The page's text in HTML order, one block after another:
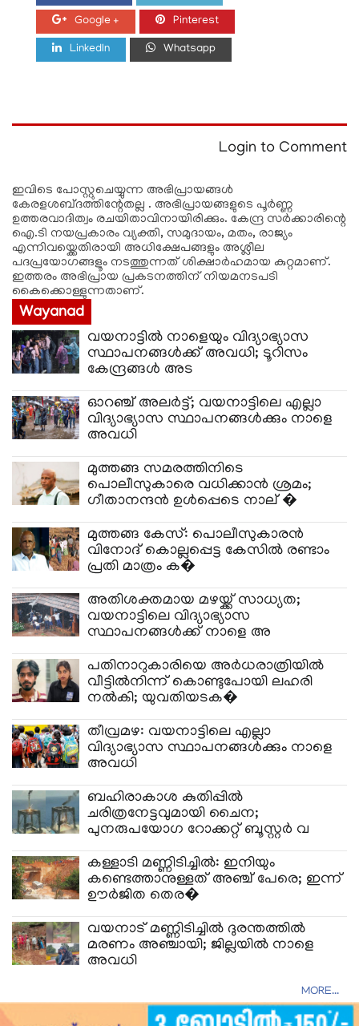
Google + Pinterest
LinkedIn Whatsapp
Login to Comment
ഇവിടെ പോസ്റ്റുചെയ്യുന്ന അഭിപ്രായങ്ങള്‍
കേരളശബ്‌ദത്തിന്റേതല്ല . അഭിപ്രായങ്ങളുടെ പൂര്‍ണ്ണ
ഉത്തരവാദിത്വം രചയിതാവിനായിരിക്കും. കേന്ദ്ര സർക്കാരിന്റെ
ഐ.ടി നയപ്രകാരം വ്യക്തി, സമുദായം, മതം, രാജ്യം
എന്നിവയ്ക്കെതിരായി അധിക്ഷേപങ്ങളും അശ്ലീല
പദപ്രയോഗങ്ങളൂം നടത്തുന്നത് ശിക്ഷാര്‍ഹമായ കുറ്റമാണ്.
ഇത്തരം അഭിപ്രായ പ്രകടനത്തിന് നിയമനടപടി
കൈക്കൊള്ളുന്നതാണ്.
Wayanad
വയനാട്ടിൽ നാളെയും വിദ്യാഭ്യാസ
സ്ഥാപനങ്ങൾക്ക് അവധി; ടൂറിസം
കേന്ദ്രങ്ങൾ അട
ഓറഞ്ച് അലർട്ട്; വയനാട്ടിലെ എല്ലാ
വിദ്യാഭ്യാസ സ്ഥാപനങ്ങൾക്കും നാളെ
അവധി
മുത്തങ്ങ സമരത്തിനിടെ
പൊലീസുകാരെ വധിക്കാൻ ശ്രമം;
ഗീതാനന്ദൻ ഉൾപ്പെടെ നാല് �
മുത്തങ്ങ കേസ്: പൊലീസുകാരൻ
വിനോദ് കൊല്ലപ്പെട്ട കേസിൽ രണ്ടാം
പ്രതി മാത്രം ക�
അതിശക്തമായ മഴയ്ക്ക് സാധ്യത;
വയനാട്ടിലെ വിദ്യാഭ്യാസ
സ്ഥാപനങ്ങൾക്ക് നാളെ അ
പതിനാറുകാരിയെ അർധരാത്രിയിൽ
വീട്ടിൽനിന്ന് കൊണ്ടുപോയി ലഹരി
നൽകി; യുവതിയടക�
തീവ്രമഴ: വയനാട്ടിലെ എല്ലാ
വിദ്യാഭ്യാസ സ്ഥാപനങ്ങൾക്കും നാളെ
അവധി
ബഹിരാകാശ കുതിപ്പിൽ
ചരിത്രനേട്ടവുമായി ചൈന;
പുനരുപയോഗ റോക്കറ്റ് ബൂസ്റ്റർ വ
കള്ളാടി മണ്ണിടിച്ചിൽ: ഇനിയും
കണ്ടെത്താനുള്ളത് അഞ്ച് പേരെ; ഇന്ന്
ഊർജിത തെര�
വയനാട് മണ്ണിടിച്ചിൽ ദുരന്തത്തിൽ
മരണം അഞ്ചായി; ജില്ലയിൽ നാളെ
അവധി
MORE...